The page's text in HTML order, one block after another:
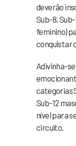
deverão
Sub-8, Sub-
feminino)
conquistar
Adivinha-
categorias
Sub-12
nível para
circuito.